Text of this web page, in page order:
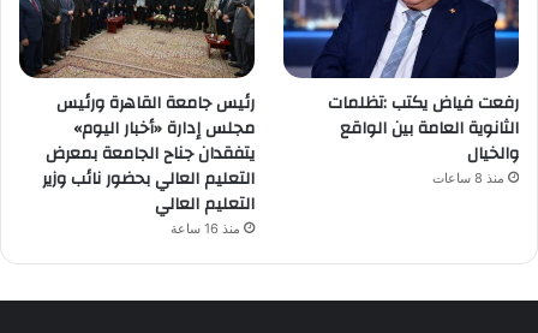
رفعت فياض يكتب :تظلمات
الثانوية العامة بين الواقع
والخيال
منذ 8 ساعات
رئيس جامعة القاهرة ورئيس
مجلس إدارة «أخبار اليوم»
يتفقدان جناح الجامعة بمعرض
التعليم العالي بحضور نائب وزير
التعليم العالي
منذ 16 ساعة